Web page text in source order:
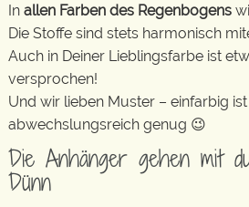
In allen Farben des Regenbogens
Die Stoffe sind stets harmonisch
Auch in Deiner Lieblingsfarbe ist
versprochen!
Und wir lieben Muster – einfarbig
abwechslungsreich genug 😉
Die Anhänger gehen mit
Dünn